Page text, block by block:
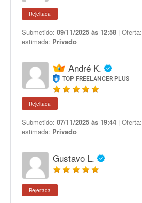
Rejeitada
Submetido: 09/11/2025 às 12:58 | Oferta:
estimada: Privado
André K.
TOP FREELANCER PLUS
Rejeitada
Submetido: 07/11/2025 às 19:44 | Oferta:
estimada: Privado
Gustavo L.
Rejeitada